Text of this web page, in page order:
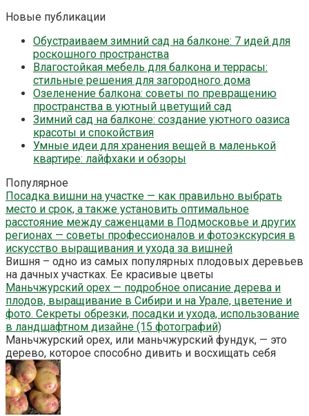
Новые публикации
Обустраиваем зимний сад на балконе: 7 идей для
роскошного пространства
Влагостойкая мебель для балкона и террасы:
стильные решения для загородного дома
Озеленение балкона: советы по превращению
пространства в уютный цветущий сад
Зимний сад на балконе: создание уютного оазиса
красоты и спокойствия
Умные идеи для хранения вещей в маленькой
квартире: лайфхаки и обзоры
Популярное
Посадка вишни на участке — как правильно выбрать
место и срок, а также установить оптимальное
расстояние между саженцами в Подмосковье и других
регионах — советы профессионалов и фотоэкскурсия в
искусство выращивания и ухода за вишней
Вишня – одно из самых популярных плодовых деревьев
на дачных участках. Ее красивые цветы
Маньчжурский орех — подробное описание дерева и
плодов, выращивание в Сибири и на Урале, цветение и
фото. Секреты обрезки, посадки и ухода, использование
в ландшафтном дизайне (15 фотографий)
Маньчжурский орех, или маньчжурский фундук, — это
дерево, которое способно дивить и восхищать себя